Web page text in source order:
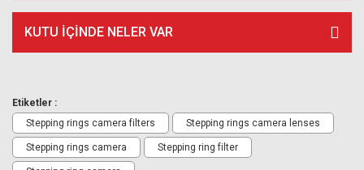
KUTU İÇİNDE NELER VAR
Etiketler :
Stepping rings camera filters
Stepping rings camera lenses
Stepping rings camera Stepping ring filter